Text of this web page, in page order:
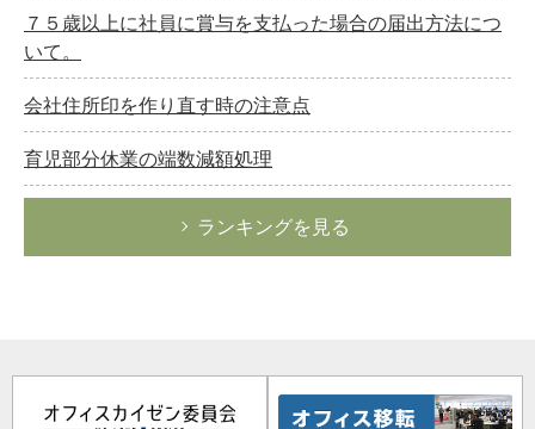
７５歳以上に社員に賞与を支払った場合の届出方法につ
いて。
会社住所印を作り直す時の注意点
育児部分休業の端数減額処理
ランキングを見る